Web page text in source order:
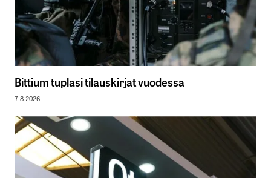
Bittium tuplasi tilauskirjat vuodessa
7.8.2026